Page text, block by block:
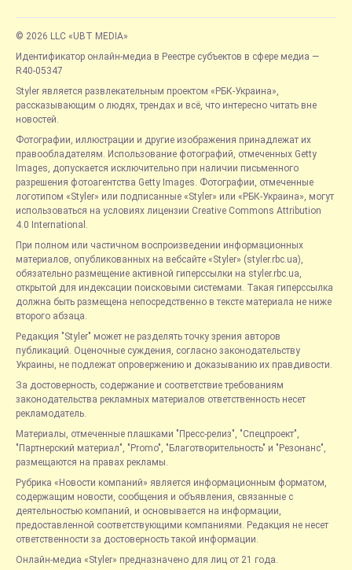
© 2026 LLC «UBT MEDIA»
Идентификатор онлайн-медиа в Реестре субъектов в сфере медиа —
R40-05347
Styler является развлекательным проектом «РБК-Украина»,
рассказывающим о людях, трендах и всё, что интересно читать вне
новостей.
Фотографии, иллюстрации и другие изображения принадлежат их
правообладателям. Использование фотографий, отмеченных Getty
Images, допускается исключительно при наличии письменного
разрешения фотоагентства Getty Images. Фотографии, отмеченные
логотипом «Styler» или подписанные «Styler» или «РБК-Украина», могут
использоваться на условиях лицензии Creative Commons Attribution
4.0 International.
При полном или частичном воспроизведении информационных
материалов, опубликованных на вебсайте «Styler» (styler.rbc.ua),
обязательно размещение активной гиперссылки на styler.rbc.ua,
открытой для индексации поисковыми системами. Такая гиперссылка
должна быть размещена непосредственно в тексте материала не ниже
второго абзаца.
Редакция "Styler" может не разделять точку зрения авторов
публикаций. Оценочные суждения, согласно законодательству
Украины, не подлежат опровержению и доказыванию их правдивости.
За достоверность, содержание и соответствие требованиям
законодательства рекламных материалов ответственность несет
рекламодатель.
Материалы, отмеченные плашками "Пресс-релиз", "Спецпроект",
"Партнерский материал", "Promo", "Благотворительность" и "Резонанс",
размещаются на правах рекламы.
Рубрика «Новости компаний» является информационным форматом,
содержащим новости, сообщения и объявления, связанные с
деятельностью компаний, и основывается на информации,
предоставленной соответствующими компаниями. Редакция не несет
ответственности за достоверность такой информации.
Онлайн-медиа «Styler» предназначено для лиц от 21 года.